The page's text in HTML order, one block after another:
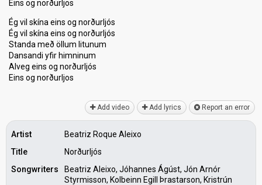
Eins og norðurljos
Ég vil skína eins og norðurljós
Ég vil skína eins og norðurljós
Standa með öllum litunum
Dansаndi yfir himninum
Alveg eins og norðurljós
Eins og norðurljoѕ
Add video Add lyrics Report an error
Artist
Beatriz Roque Aleixo
Title
Norðurljós
Songwriters
Beatriz Aleixo, Jóhannes Ágúst, Jón Arnór
Styrmisson, Kolbeinn Egill Þrastarson, Kristrún